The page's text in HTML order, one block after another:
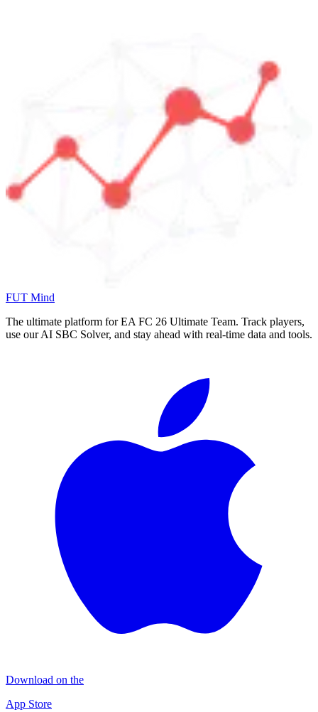
FUT Mind
The ultimate platform for EA FC 26 Ultimate Team. Track players,
use our AI SBC Solver, and stay ahead with real-time data and tools.
Download on the
App Store